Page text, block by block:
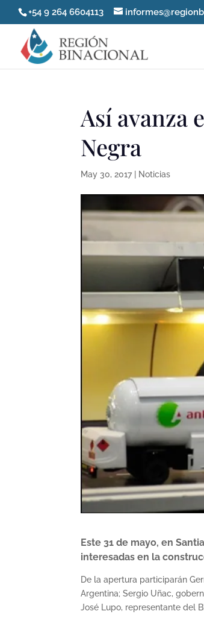
+54 9 264 6604113
Así avanza
Negra
May 30, 2017| Noticias
Este 31 de mayo, en
interesadas en la
De la apertura participarán
Argentina; Sergio Uñac,
José Lupo, representante del